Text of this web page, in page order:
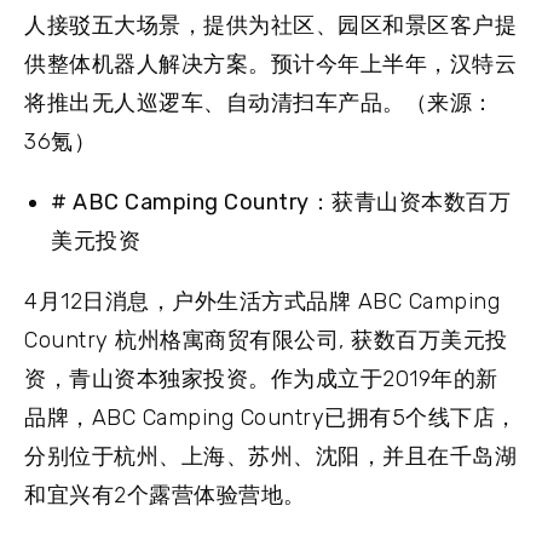
人接驳五大场景，提供为社区、园区和景区客户提
供整体机器人解决方案。预计今年上半年，汉特云
将推出无人巡逻车、自动清扫车产品。（来源：
36氪）
# ABC Camping Country：获青山资本数百万
美元投资
4月12日消息，户外生活方式品牌 ABC Camping
Country 杭州格寓商贸有限公司, 获数百万美元投
资，青山资本独家投资。作为成立于2019年的新
品牌，ABC Camping Country已拥有5个线下店，
分别位于杭州、上海、苏州、沈阳，并且在千岛湖
和宜兴有2个露营体验营地。